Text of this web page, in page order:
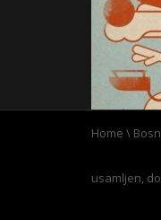
Home \
usamljen,